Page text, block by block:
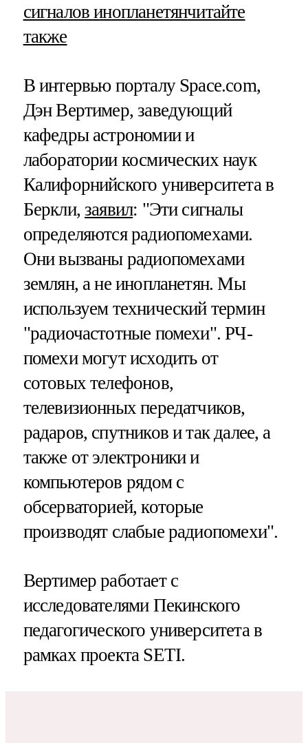
сигналов инопланетянчитайте
также
В интервью порталу Space.com,
Дэн Вертимер, заведующий
кафедры астрономии и
лаборатории космических наук
Калифорнийского университета в
Беркли,заявил: "Эти сигналы
определяются радиопомехами.
Они вызваны радиопомехами
землян, а не инопланетян. Мы
используем технический термин
"радиочастотные помехи". РЧ-
помехи могут исходить от
сотовых телефонов,
телевизионных передатчиков,
радаров, спутников и так далее, а
также от электроники и
компьютеров рядом с
обсерваторией, которые
производят слабые радиопомехи".
Вертимер работает с
исследователями Пекинского
педагогического университета в
рамках проекта SETI.